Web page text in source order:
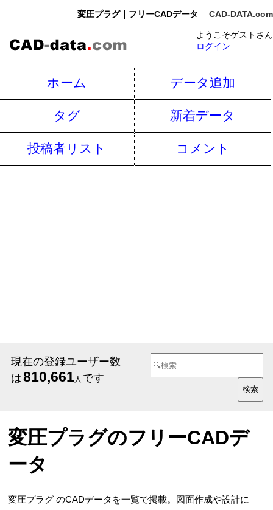
変圧プラグ｜フリーCADデータ CAD-DATA.com
ようこそゲストさん
ログイン
ホーム データ追加
タグ 新着データ
投稿者リスト コメント
現在の登録ユーザー数
は810,661人 です
変圧プラグのフリーCADデ
ータ
変圧プラグ のCADデータを一覧で掲載。図面作成や設計に